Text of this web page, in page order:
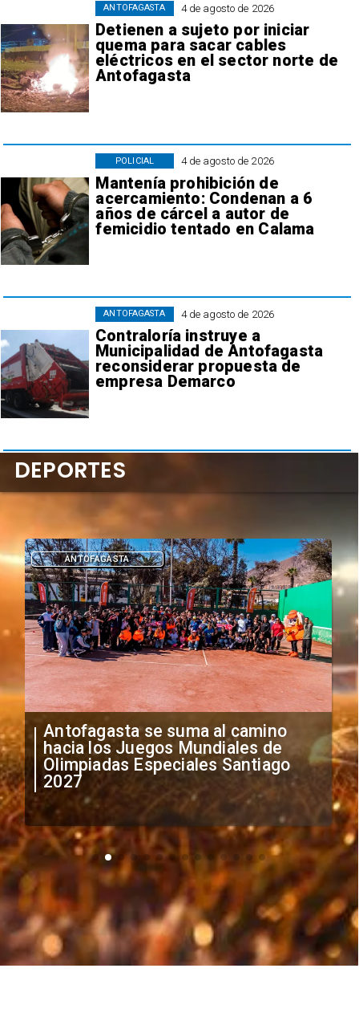
4 de agosto de 2026
Detienen a sujeto por iniciar
quema para sacar cables
eléctricos en el sector norte de
Antofagasta
ANTOFAGASTA
4 de agosto de 2026
Mantenía prohibición de
acercamiento: Condenan a 6
años de cárcel a autor de
femicidio tentado en Calama
POLICIAL
4 de agosto de 2026
Contraloría instruye a
Municipalidad de Antofagasta
reconsiderar propuesta de
empresa Demarco
ANTOFAGASTA
"Falta de profesionalismo": Sifup
anuncia medidas por situación
irregular de futbolistas
extranjeros
DEPORTES
DEPORTES